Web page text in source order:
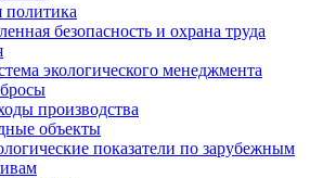
политика
безопасность и охрана труда
экологического менеджмента
производства
объекты
показатели по зарубежным